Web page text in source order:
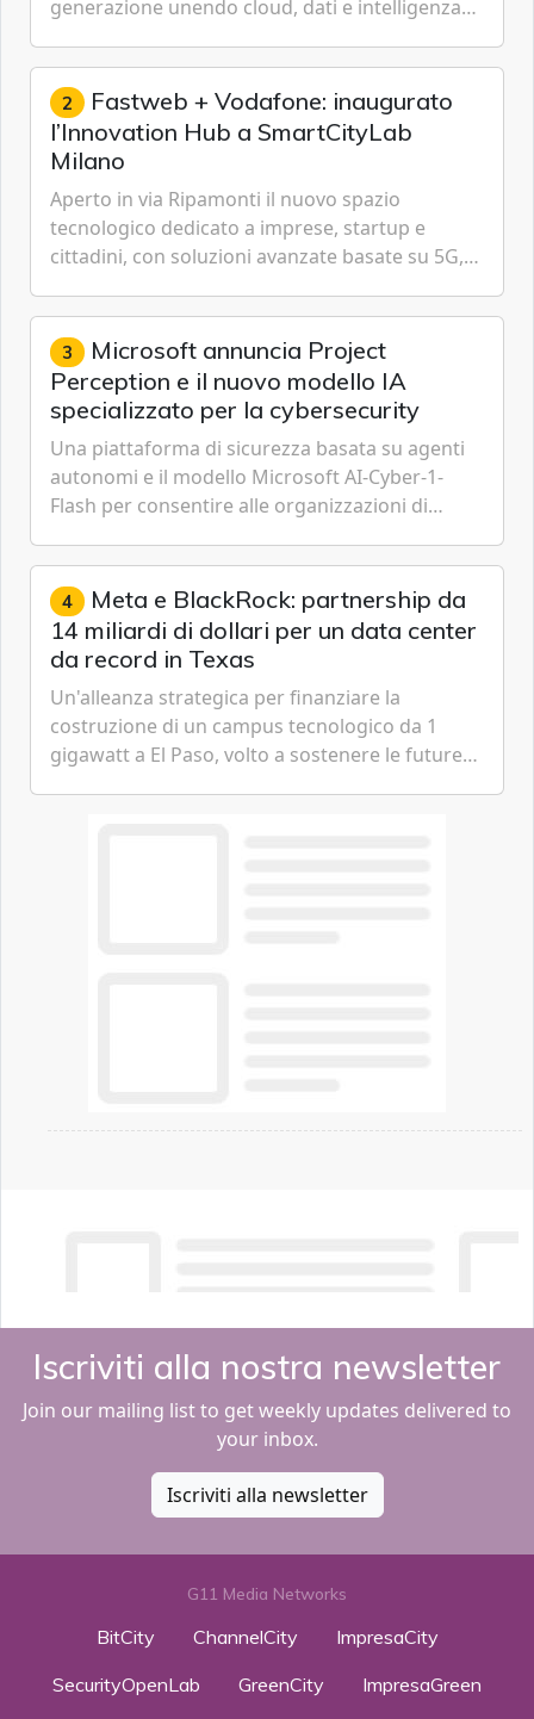
generazione unendo cloud, dati e intelligenza
2 Fastweb + Vodafone: inaugurato
l’Innovation Hub a SmartCityLab
Milano
Aperto in via Ripamonti il nuovo spazio
tecnologico dedicato a imprese, startup e
cittadini, con soluzioni avanzate basate su 5G,
Cybersecurity.
3 Microsoft annuncia Project
Perception e il nuovo modello IA
specializzato per la cybersecurity
Una piattaforma di sicurezza basata su agenti
autonomi e il modello Microsoft AI-Cyber-1-
Flash per consentire alle organizzazioni di
gestione continua del rischio.
4 Meta e BlackRock: partnership da
14 miliardi di dollari per un data center
da record in Texas
Un'alleanza strategica per finanziare la
costruzione di un campus tecnologico da 1
gigawatt a El Paso, volto a sostenere le future
Iscriviti alla nostra newsletter
Join our mailing list to get weekly updates delivered to
your inbox.
Iscriviti alla newsletter
G11 Media Networks
BitCity ChannelCity
ImpresaCity
SecurityOpenLab
GreenCity
ImpresaGreen